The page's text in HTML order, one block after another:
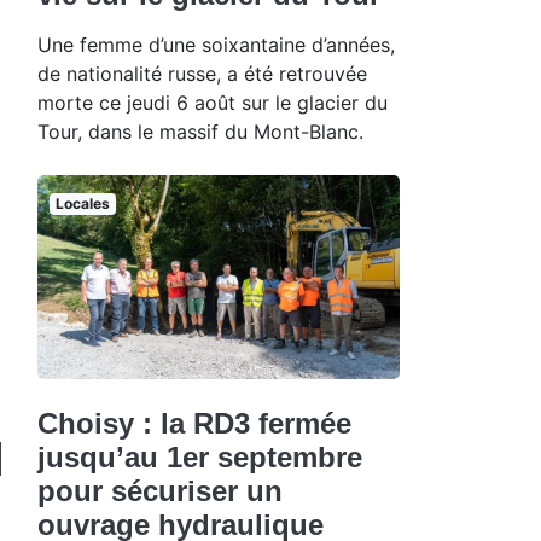
Une femme d’une soixantaine d’années,
de nationalité russe, a été retrouvée
morte ce jeudi 6 août sur le glacier du
Tour, dans le massif du Mont-Blanc.
Locales
Choisy : la RD3 fermée
jusqu’au 1er septembre
pour sécuriser un
ouvrage hydraulique